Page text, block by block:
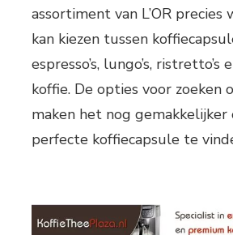
assortiment van L’OR precies
kan kiezen tussen
espresso’s, lungo’s, ristretto’s
koffie. De opties voor zoeken
maken het nog
perfecte koffiecapsule te